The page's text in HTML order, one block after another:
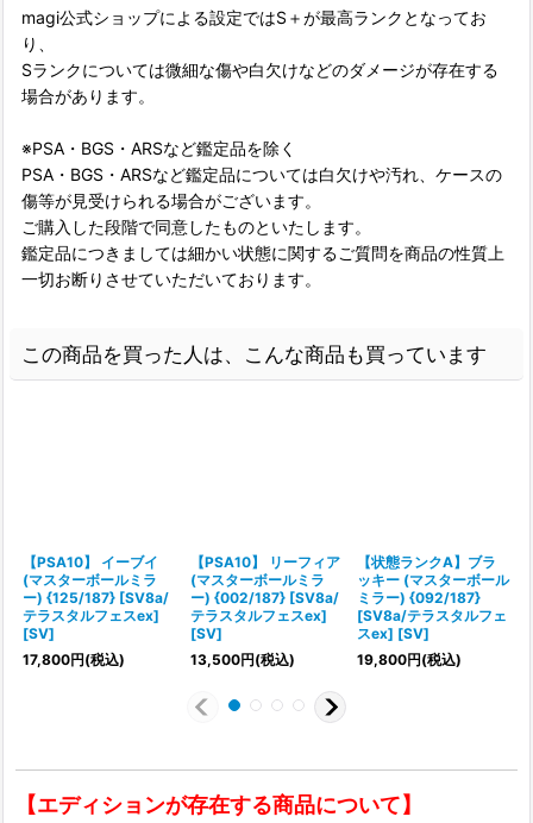
magi公式ショップによる設定ではS＋が最高ランクとなってお
り、
Sランクについては微細な傷や白欠けなどのダメージが存在する
場合があります。
※PSA・BGS・ARSなど鑑定品を除く
PSA・BGS・ARSなど鑑定品については白欠けや汚れ、ケースの
傷等が見受けられる場合がございます。
ご購入した段階で同意したものといたします。
鑑定品につきましては細かい状態に関するご質問を商品の性質上
一切お断りさせていただいております。
この商品を買った人は、こんな商品も買っています
【PSA10】 イーブイ
(マスターボールミラ
ー) {125/187} [SV8a/
テラスタルフェスex]
[SV]
17,800円(税込)
【PSA10】 リーフィア
(マスターボールミラ
ー) {002/187} [SV8a/
テラスタルフェスex]
[SV]
13,500円(税込)
【状態ランクA】ブラ
ッキー (マスターボール
ミラー) {092/187}
[SV8a/テラスタルフェ
スex] [SV]
19,800円(税込)
【エディションが存在する商品について】